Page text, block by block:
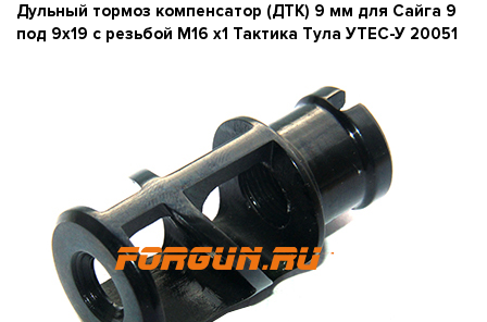
Дульный тормоз компенсатор (ДТК) 9 мм для Сайга 9
под 9х19 с резьбой М16 х1 Тактика Тула УТЕС-У 20051